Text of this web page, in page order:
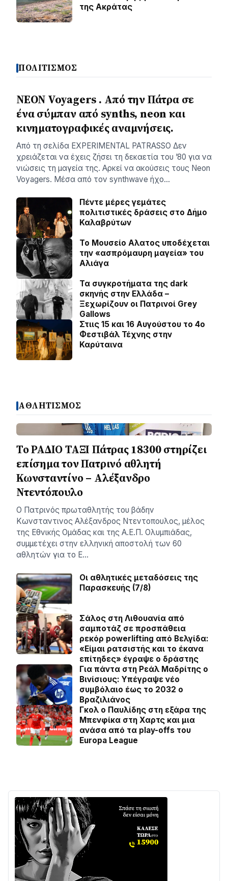
της Ακράτας
ΠΟΛΙΤΙΣΜΟΣ
NEON Voyagers . Από την Πάτρα σε
ένα σύμπαν από synths, neon και
κινηματογραφικές αναμνήσεις.
Aπό τη σελίδα ΕXPERIMENTAL PATRASSO Δεν
χρειάζεται να έχεις ζήσει τη δεκαετία του ’80 για να
νιώσεις τη μαγεία της. Αρκεί να ακούσεις τους Neon
Voyagers. Μέσα από τον synthwave ήχο…
Πέντε μέρες γεμάτες
πολιτιστικές δράσεις στο Δήμο
Καλαβρύτων
Το Μουσείο Αλατος υποδέχεται
την «ασπρόμαυρη μαγεία» του
Αλιάγα
Τα συγκροτήματα της dark
σκηνής στην Ελλάδα –
Ξεχωρίζουν οι Πατρινοί Grey
Gallows
Στιις 15 και 16 Αυγούστου το 4ο
Φεστιβάλ Τέχνης στην
Καρύταινα
ΑΘΛΗΤΙΣΜΟΣ
Το ΡΑΔΙΟ ΤΑΞΙ Πάτρας 18300 στηρίζει
επίσημα τον Πατρινό αθλητή
Κωνσταντίνο – Αλέξανδρο
Ντεντόπουλο
Ο Πατρινός πρωταθλητής του βάδην
Κωνσταντινος Αλέξανδρος Ντεντοπουλος, μέλος
της Εθνικής Ομάδας και της Α.Ε.Π. Ολυμπιάδας,
συμμετέχει στην ελληνική αποστολή των 60
αθλητών για το Ε…
Οι αθλητικές μεταδόσεις της
Παρασκευής (7/8)
Σάλος στη Λιθουανία από
σαμποτάζ σε προσπάθεια
ρεκόρ powerlifting από Βελγίδα:
«Είμαι ρατσιστής και το έκανα
επίτηδες» έγραψε ο δράστης
Για πάντα στη Ρεάλ Μαδρίτης ο
Βινίσιους: Yπέγραψε νέο
συμβόλαιο έως το 2032 ο
Βραζιλιάνος
Γκολ ο Παυλίδης στη εξάρα της
Μπενφίκα στη Χαρτς και μια
ανάσα από τα play-offs του
Europa League